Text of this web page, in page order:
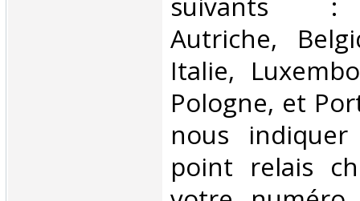
Autriche,
Italie,
Pologne, et
nous
point relais